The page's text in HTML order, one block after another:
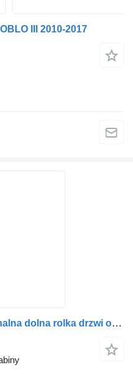
III 2010-2017
Inne części do kabiny Oryginalna dolna rolka drzwi odsuwnych do dostawczego Fiat Ducato Jumper Boxer